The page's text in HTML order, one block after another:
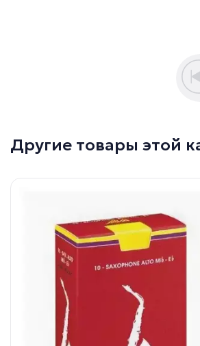
Другие товары этой